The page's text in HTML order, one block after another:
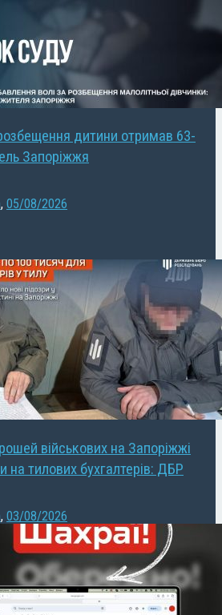
дитини отримав 63-
Запоріжжя
, 05/08/2026
військових на Запоріжжі
на тилових бухгалтерів: ДБР
, 03/08/2026